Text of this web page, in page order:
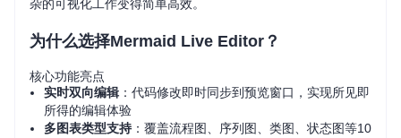
杂的可视化工作变得简单高效。
为什么选择Mermaid Live Editor？
核心功能亮点
实时双向编辑 ：代码修改即时同步到预览窗口，实现所见即
所得的编辑体验
多图表类型支持 ：覆盖流程图、序列图、类图、状态图等10